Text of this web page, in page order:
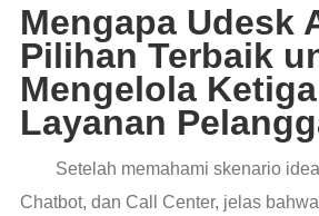
Mengapa Udesk
Pilihan Terbaik
Mengelola
Layanan
Setelah memahami skenario
Chatbot, dan Call Center, jelas